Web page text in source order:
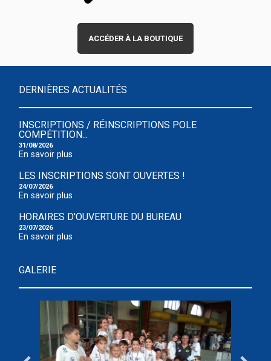
ACCÉDER À LA BOUTIQUE
DERNIÈRES ACTUALITÉS
INSCRIPTIONS / RÉINSCRIPTIONS POLE
COMPÉTITION...
31/08/2026
En savoir plus
LES INSCRIPTIONS SONT OUVERTES !
24/07/2026
En savoir plus
HORAIRES D'OUVERTURE DU BUREAU
23/07/2026
En savoir plus
GALERIE